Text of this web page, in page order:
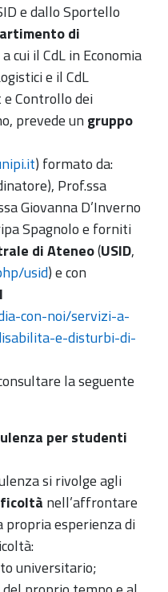
e dallo Sportello
di
a cui il CdL in Economia
e il CdL
Controllo dei
prevede un gruppo
) formato da:
Prof.ssa
Giovanna D’Inverno
Spagnolo e forniti
di Ateneo(USID,
usid) e con
con-noi/servizi-a-
e-disturbi-di-
la seguente
per studenti
si rivolge agli
nell’affrontare
propria esperienza di
universitario;